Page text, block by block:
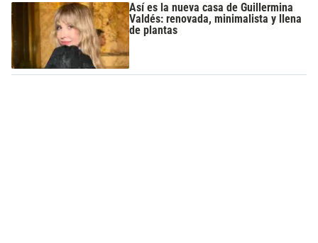
Así es la nueva casa de Guillermina
Valdés: renovada, minimalista y llena
de plantas